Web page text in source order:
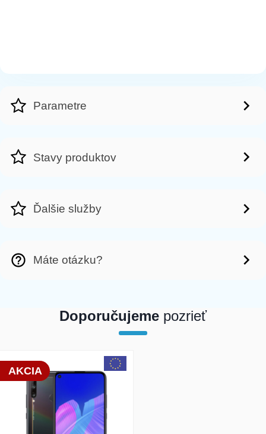
Parametre
Stavy produktov
Ďalšie služby
Máte otázku?
Doporučujeme pozrieť
array(1) { [0]=> int(19582) }
AKCIA